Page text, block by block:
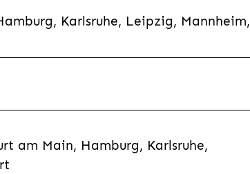
Karlsruhe, Leipzig, Mannheim,
am Main, Hamburg, Karlsruhe,